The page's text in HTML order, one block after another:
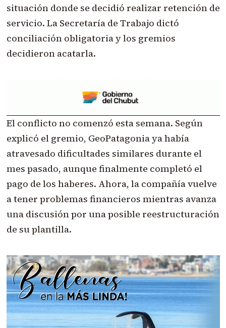
situación donde se decidió realizar retención de
servicio. La Secretaría de Trabajo dictó
conciliación obligatoria y los gremios
decidieron acatarla.
El conflicto no comenzó esta semana. Según
explicó el gremio, GeoPatagonia ya había
atravesado dificultades similares durante el
mes pasado, aunque finalmente completó el
pago de los haberes. Ahora, la compañía vuelve
a tener problemas financieros mientras avanza
una discusión por una posible reestructuración
de su plantilla.